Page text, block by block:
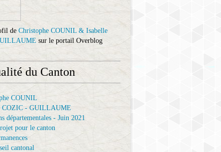
de Christophe COUNIL & Isabelle
sur le portail Overblog
du Canton
COUNIL
COZIC - GUILLAUME
départementales - Juin 2021
pour le canton
cantonal